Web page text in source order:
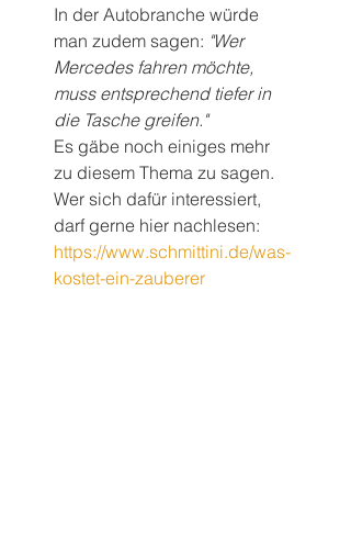
In der Autobranche würde
man zudem sagen: "Wer
Mercedes fahren möchte,
muss entsprechend tiefer in
die Tasche greifen."
Es gäbe noch einiges mehr
zu diesem Thema zu sagen.
Wer sich dafür interessiert,
darf gerne hier nachlesen:
https://www.schmittini.de/was-
kostet-ein-zauberer